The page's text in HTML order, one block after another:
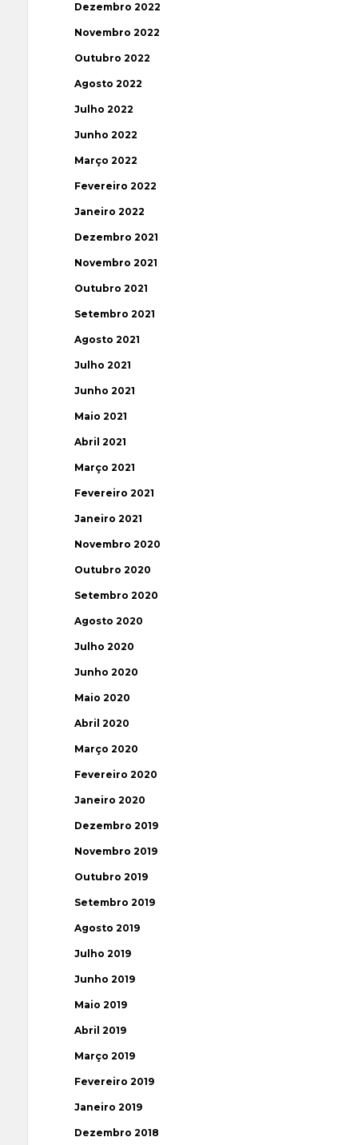
Dezembro 2022
Novembro 2022
Outubro 2022
Agosto 2022
Julho 2022
Junho 2022
Março 2022
Fevereiro 2022
Janeiro 2022
Dezembro 2021
Novembro 2021
Outubro 2021
Setembro 2021
Agosto 2021
Julho 2021
Junho 2021
Maio 2021
Abril 2021
Março 2021
Fevereiro 2021
Janeiro 2021
Novembro 2020
Outubro 2020
Setembro 2020
Agosto 2020
Julho 2020
Junho 2020
Maio 2020
Abril 2020
Março 2020
Fevereiro 2020
Janeiro 2020
Dezembro 2019
Novembro 2019
Outubro 2019
Setembro 2019
Agosto 2019
Julho 2019
Junho 2019
Maio 2019
Abril 2019
Março 2019
Fevereiro 2019
Janeiro 2019
Dezembro 2018